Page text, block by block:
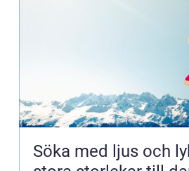
Söka med ljus och